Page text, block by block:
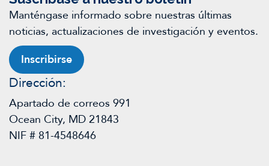
Manténgase informado sobre nuestras últimas
noticias, actualizaciones de investigación y eventos.
Inscribirse
Dirección:
Apartado de correos 991
Ocean City, MD 21843
NIF # 81-4548646